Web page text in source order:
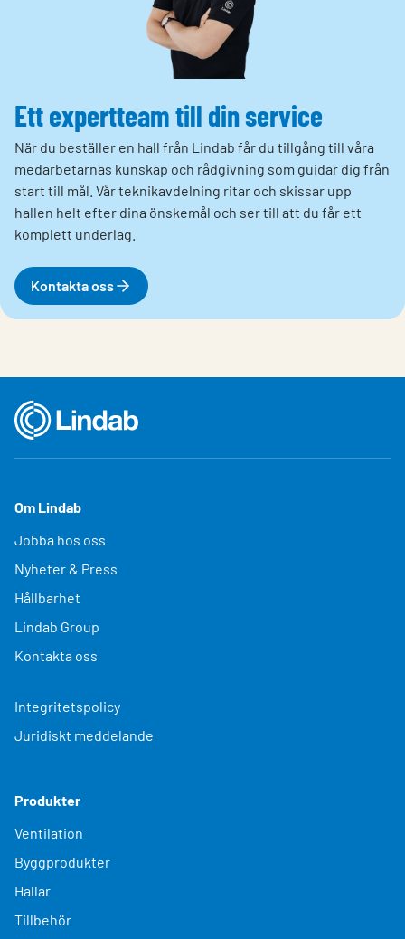
Ett expertteam till din service
När du beställer en hall från Lindab får du tillgång till våra
medarbetarnas kunskap och rådgivning som guidar dig från
start till mål. Vår teknikavdelning ritar och skissar upp
hallen helt efter dina önskemål och ser till att du får ett
komplett underlag.
Kontakta oss
Om Lindab
Jobba hos oss
Nyheter & Press
Hållbarhet
Lindab Group
Kontakta oss
Integritetspolicy
Juridiskt meddelande
Produkter
Ventilation
Byggprodukter
Hallar
Tillbehör